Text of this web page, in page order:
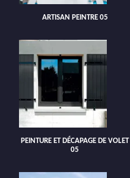
ARTISAN PEINTRE 05
PEINTURE ET DÉCAPAGE DE VOLET
05